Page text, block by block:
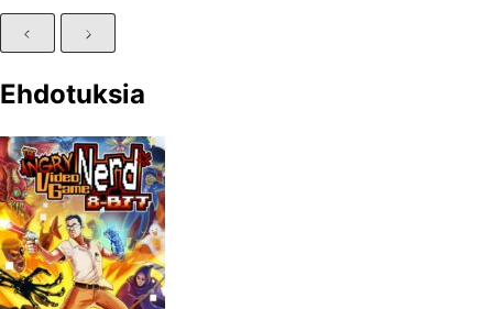
Ehdotuksia